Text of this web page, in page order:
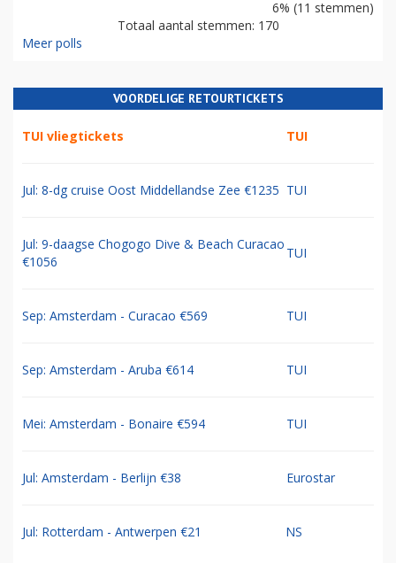
6% (11 stemmen)
Totaal aantal stemmen: 170
Meer polls
VOORDELIGE RETOURTICKETS
TUI vliegtickets TUI
Jul: 8-dg cruise Oost Middellandse Zee €1235 TUI
Jul: 9-daagse Chogogo Dive & Beach Curacao
€1056
TUI
Sep: Amsterdam - Curacao €569 TUI
Sep: Amsterdam - Aruba €614 TUI
Mei: Amsterdam - Bonaire €594 TUI
Jul: Amsterdam - Berlijn €38 Eurostar
Jul: Rotterdam - Antwerpen €21 NS